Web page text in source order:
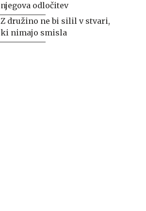
njegova odločitev
Z družino ne bi silil v stvari,
ki nimajo smisla